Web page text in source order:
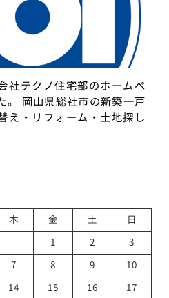
社テクノ住宅部のホームペ
。 岡山県総社市の新築一戸
え・リフォーム・土地探し
木 金 土
日
1
2
3
7 8 9
10
14 15 16
17